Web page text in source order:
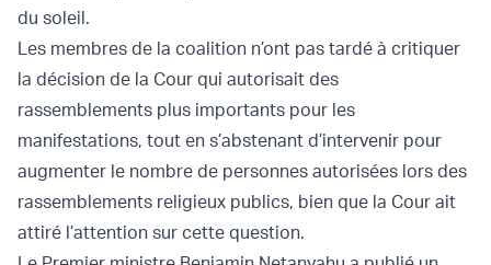
du soleil.
Les membres de la coalition n’ont pas tardé à critiquer
la décision de la Cour qui autorisait des
rassemblements plus importants pour les
manifestations, tout en s’abstenant d’intervenir pour
augmenter le nombre de personnes autorisées lors des
rassemblements religieux publics, bien que la Cour ait
attiré l’attention sur cette question.